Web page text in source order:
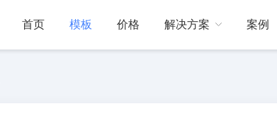
首页 模板 价格 解决方案 案例